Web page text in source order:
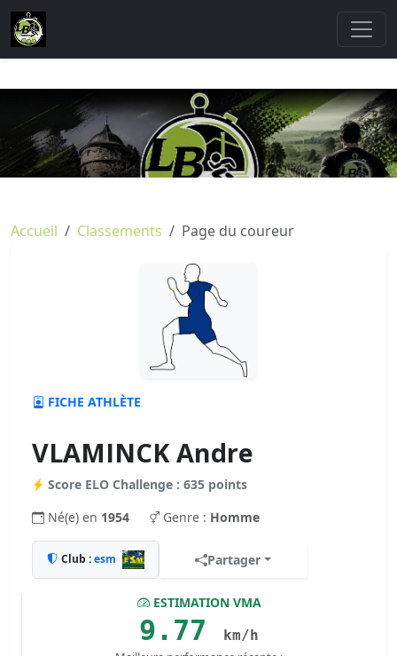
Accueil Classements Page du coureur
FICHE ATHLÈTE
VLAMINCK Andre
Score ELO Challenge : 635 points
Né(e) en 1954 Genre : Homme
Club :esm Partager
ESTIMATION VMA
9.77 km/h